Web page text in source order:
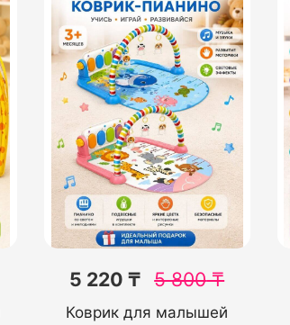
5 220 ₸ 5 800₸
Коврик для малышей